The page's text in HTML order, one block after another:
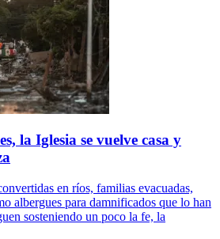
la Iglesia se vuelve casa y
en ríos, familias evacuadas,
albergues para damnificados que lo han
sosteniendo un poco la fe, la